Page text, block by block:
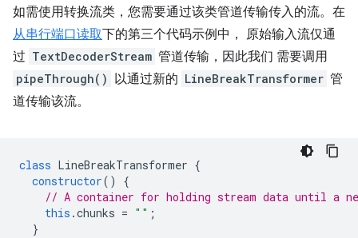
如需使用转换流类，您需要通过该类管道传输传入的流。在
从串行端口读取下的第三个代码示例中， 原始输入流仅通
过 TextDecoderStream 管道传输，因此我们 需要调用
pipeThrough() 以通过新的 LineBreakTransformer 管
道传输该流。
class LineBreakTransformer {
constructor()
{
// A container for holding stream data until a
this .chunks = "" ;
}